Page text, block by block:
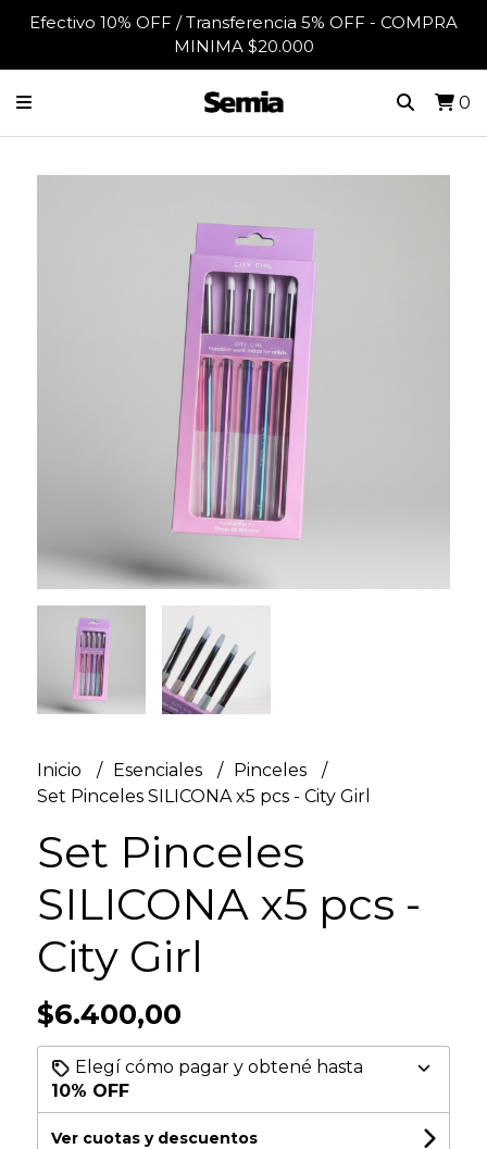
Efectivo 10% OFF / Transferencia 5% OFF - COMPRA
MINIMA $20.000
0
Inicio Esenciales
Pinceles
Set Pinceles SILICONA x5 pcs - City Girl
Set Pinceles
SILICONA x5 pcs -
City Girl
$6.400,00
Elegí cómo pagar y obtené hasta
10% OFF
Ver cuotas y descuentos